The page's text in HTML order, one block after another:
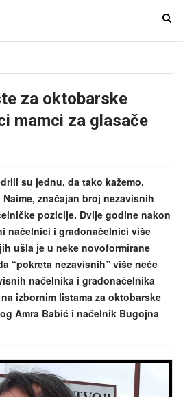
T
t
za oktobarske
mamci za glasače
su jednu, da tako kažemo,
značajan broj nezavisnih
pozicije. Dvije godine nakon
načelnici i gradonačelnici više
ušla je u neke novoformirane
“pokreta nezavisnih” više neće
načelnika i gradonačelnika
izbornim listama za oktobarske
Amra Babić i načelnik Bugojna